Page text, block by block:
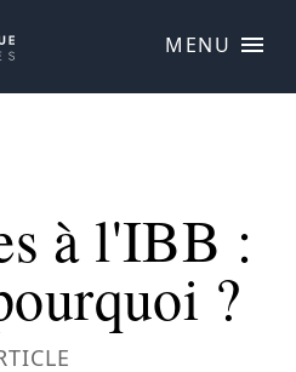
MENU
à l'IBB :
?